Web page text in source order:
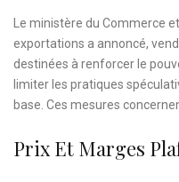
Le ministère du Commerce
exportations a annoncé,
destinées à renforcer le
limiter les pratiques
base. Ces mesures
Prix Et Marges